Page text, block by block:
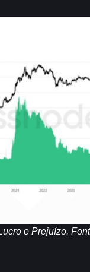
e Prejuízo.